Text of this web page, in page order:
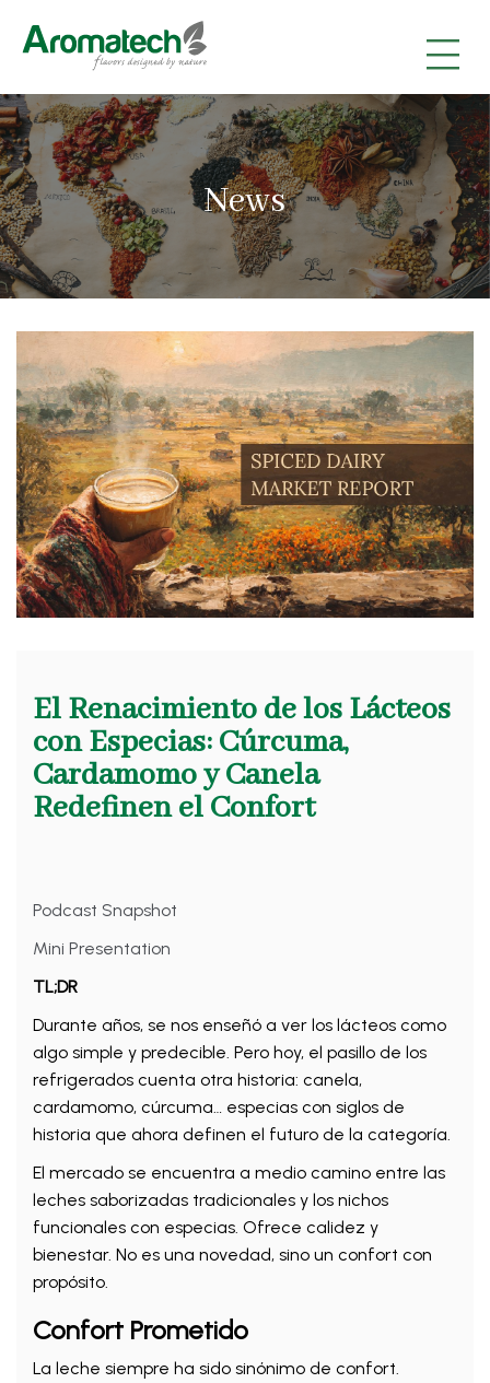
|
|
|
News
El Renacimiento de los Lácteos
con Especias: Cúrcuma,
Cardamomo y Canela
Redefinen el Confort
Podcast Snapshot
Mini Presentation
TL;DR
Durante años, se nos enseñó a ver los lácteos como
algo simple y predecible. Pero hoy, el pasillo de los
refrigerados cuenta otra historia: canela,
cardamomo, cúrcuma… especias con siglos de
historia que ahora definen el futuro de la categoría.
El mercado se encuentra a medio camino entre las
leches saborizadas tradicionales y los nichos
funcionales con especias. Ofrece calidez y
bienestar. No es una novedad, sino un confort con
propósito.
Confort Prometido
La leche siempre ha sido sinónimo de confort.